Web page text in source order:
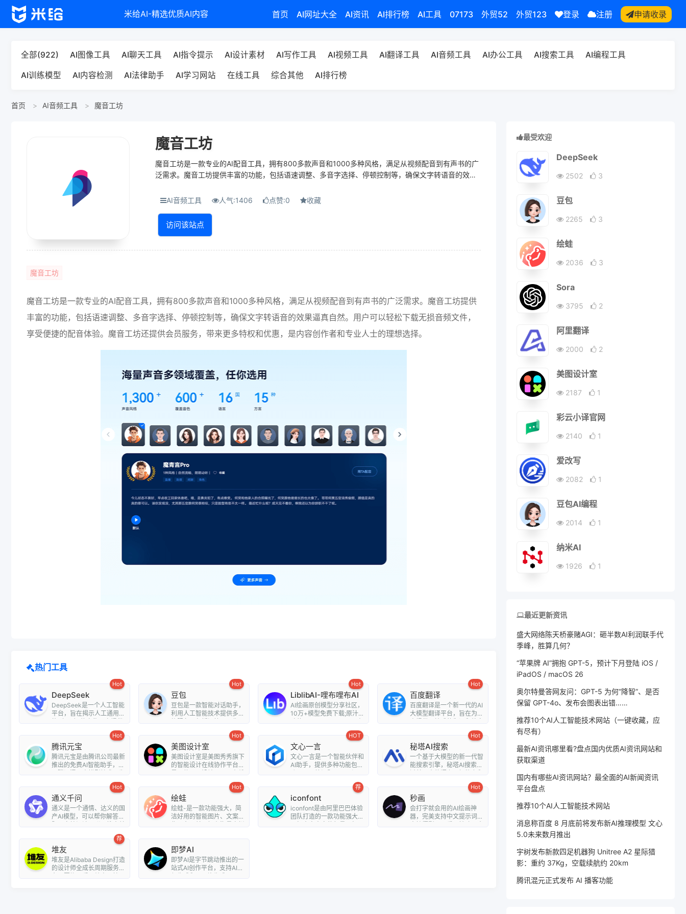
米给AI-精选优质AI内容 首页 AI网址大全 AI资讯 AI排行榜 AI工具 07173 外贸52 外贸123 登录 注册 申请收录
全部(922) AI图像工具 AI聊天工具 AI指令提示 AI设计素材 AI写作工具 AI视频工具 AI翻译工具 AI音频工具 AI办公工具 AI搜索工具 AI编程工具
AI训练模型 AI内容检测 AI法律助手 AI学习网站 在线工具 综合其他 AI排行榜
首页 AI音频工具 魔音工坊
魔音工坊
魔音工坊是一款专业的AI配音工具，拥有800多款声音和1000多种风格，满足从视频配音到有声书的广
泛需求。魔音工坊提供丰富的功能，包括语速调整、多音字选择、停顿控制等，确保文字转语音的效果
AI音频工具
人气:1406 点赞:0 收藏
访问该站点
魔音工坊
魔音工坊是一款专业的AI配音工具，拥有800多款声音和1000多种风格，满足从视频配音到有声书的广泛需求。魔音工坊提供
丰富的功能，包括语速调整、多音字选择、停顿控制等，确保文字转语音的效果逼真自然。用户可以轻松下载无损音频文件，
享受便捷的配音体验。魔音工坊还提供会员服务，带来更多特权和优惠，是内容创作者和专业人士的理想选择。
热门工具
Hot
DeepSeek
DeepSeek是一个人工智能
平台，旨在揭示人工通用智
能（AGI）的奥秘。它提供
Hot
豆包
豆包是一款智能对话助手，
利用人工智能技术提供多功
能服务，包括问答、写作、
Hot
LiblibAI-哩布哩布AI
AI绘画原创模型分享社区，
10万+模型免费下载;原汁原
味的webUI、comfyUI，在
Hot
百度翻译
百度翻译是一个新一代的AI
大模型翻译平台，旨在为用
户提供一站式的翻译和外文
Hot
腾讯元宝
腾讯元宝是由腾讯公司最新
推出的免费AI智能助手，基
Hot
美图设计室
美图设计室是美图秀秀旗下
的智能设计在线协作平台，
HOT
文心一言
文心一言是一个智能伙伴和
AI助手，提供多种功能包括
Hot
秘塔AI搜索
一个基于大模型的新一代智
能搜索引擎，秘塔AI搜索通
Hot
通义千问
通义是一个通情、达义的国
产AI模型，可以帮你解答问
Hot
绘蛙
绘蛙-是一款功能强大，简
洁好用的智能图片、文案创
荐
iconfont
iconfont是由阿里巴巴体验
团队打造的一款功能强大且
Hot
秒画
会打字就会用的AI绘画神
器，完美支持中文提示词，
荐
堆友
堆友是Alibaba Design打造
的设计师全成长周期服务平
即梦AI
即梦AI是字节跳动推出的一
站式AI创作平台，支持AI视
最受欢迎
DeepSeek
2502 3
豆包
2265 3
绘蛙
2036 3
Sora
3795 2
阿里翻译
2000 2
美图设计室
2187 1
彩云小译官网
2140 1
爱改写
2082 1
豆包AI编程
2014 1
纳米AI
1926 1
最近更新资讯
盛大网络陈天桥豪赌AGI：砸半数AI利润联手代
季峰，胜算几何？
“苹果牌 AI”拥抱 GPT-5，预计下月登陆 iOS /
iPadOS / macOS 26
奥尔特曼答网友问：GPT-5 为何“降智”、是否
保留 GPT-4o、发布会图表出错……
推荐10个AI人工智能技术网站（一键收藏，应
有尽有）
最新AI资讯哪里看?盘点国内优质AI资讯网站和
获取渠道
国内有哪些AI资讯网站？最全面的AI新闻资讯
平台盘点
推荐10个AI人工智能技术网站
消息称百度 8 月底前将发布新AI推理模型 文心
5.0未来数月推出
宇树发布新款四足机器狗 Unitree A2 星际猎
影：重约 37Kg，空载续航约 20km
腾讯混元正式发布 AI 播客功能